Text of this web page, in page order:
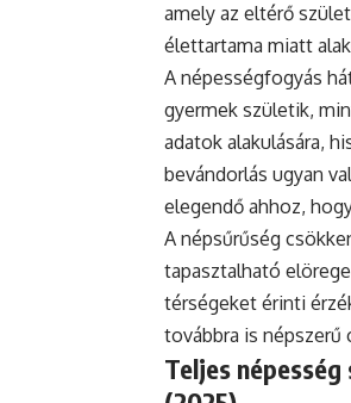
amely az eltérő
élettartama miatt
A népességfogyás
gyermek születik,
adatok alakulására,
bevándorlás ugyan
elegendő ahhoz,
A népsűrűség
tapasztalható
térségeket érinti
továbbra is
Teljes